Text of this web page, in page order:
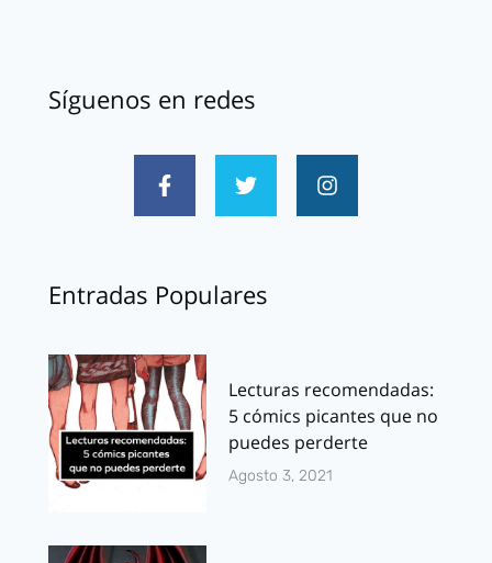
Síguenos en redes
Entradas Populares
Lecturas recomendadas:
5 cómics picantes que no
puedes perderte
Agosto 3, 2021